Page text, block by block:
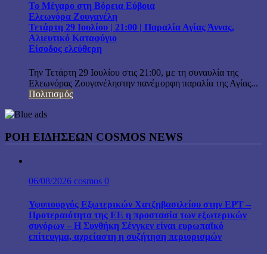
Το Μέγαρο στη Βόρεια Εύβοια
Ελεωνόρα Ζουγανέλη
Τετάρτη 29 Ιουλίου | 21:00 | Παραλία Αγίας Άννας,
Αλιευτικό Καταφύγιο
Είσοδος ελεύθερη
Την Τετάρτη 29 Ιουλίου στις 21:00, με τη συναυλία της
Ελεωνόρας Ζουγανέληστην πανέμορφη παραλία της Αγίας...
Πολιτισμός
ΡΟΗ ΕΙΔΗΣΕΩΝ COSMOS NEWS
06/08/2026 cosmos 0
Υφυπουργός Εξωτερικών Χατζηβασιλείου στην ΕΡΤ –
Προτεραιότητα της ΕΕ η προστασία των εξωτερικών
συνόρων – Η Συνθήκη Σένγκεν είναι ευρωπαϊκό
επίτευγμα, αχρείαστη η συζήτηση περιορισμών